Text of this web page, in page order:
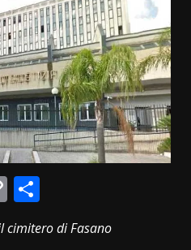
Copy
Link
cimitero di Fasano